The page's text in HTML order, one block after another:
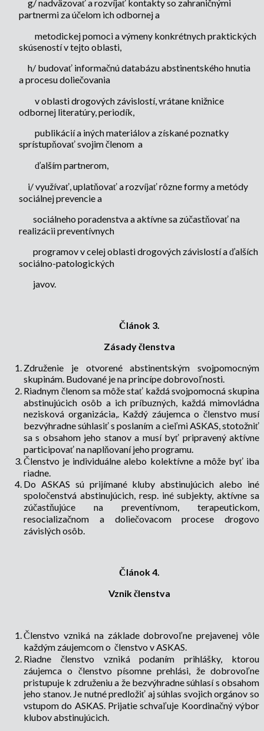
g/ nadväzovať a rozvíjať kontakty so zahraničnými
partnermi za účelom ich odbornej a
metodickej pomoci a výmeny konkrétnych praktických
skúseností v tejto oblasti,
h/ budovať informačnú databázu abstinentského hnutia
a procesu doliečovania
v oblasti drogových závislostí, vrátane knižnice
odbornej literatúry, periodík,
publikácií a iných materiálov a získané poznatky
sprístupňovať svojim členom a
ďalším partnerom,
i/ využívať, uplatňovať a rozvíjať rôzne formy a metódy
sociálnej prevencie a
sociálneho poradenstva a aktívne sa zúčastňovať na
realizácii preventívnych
programov v celej oblasti drogových závislostí a ďalších
sociálno-patologických
javov.
Článok 3.
Zásady členstva
Združenie je otvorené abstinentským svojpomocným
skupinám. Budované je na princípe dobrovoľnosti.
Riadnym členom sa môže stať každá svojpomocná skupina
abstinujúcich osôb a ich príbuzných, každá mimovládna
nezisková organizácia,. Každý záujemca o členstvo musí
bezvýhradne súhlasiť s poslaním a cieľmi ASKAS, stotožniť
sa s obsahom jeho stanov a musí byť pripravený aktívne
participovať na naplňovaní jeho programu.
Členstvo je individuálne alebo kolektívne a môže byť iba
riadne.
Do ASKAS sú prijímané kluby abstinujúcich alebo iné
spoločenstvá abstinujúcich, resp. iné subjekty, aktívne sa
zúčastňujúce na preventívnom, terapeutickom,
resocializačnom a doliečovacom procese drogovo
závislých osôb.
Článok 4.
Vznik členstva
Členstvo vzniká na základe dobrovoľne prejavenej vôle
každým záujemcom o členstvo v ASKAS.
Riadne členstvo vzniká podaním prihlášky, ktorou
záujemca o členstvo písomne prehlási, že dobrovoľne
pristupuje k združeniu a že bezvýhradne súhlasí s obsahom
jeho stanov. Je nutné predložiť aj súhlas svojich orgánov so
vstupom do ASKAS. Prijatie schvaľuje Koordinačný výbor
klubov abstinujúcich.